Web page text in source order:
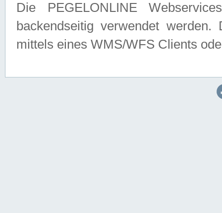
Die PEGELONLINE
backendseitig verwendet
mittels eines WMS/WFS Clients